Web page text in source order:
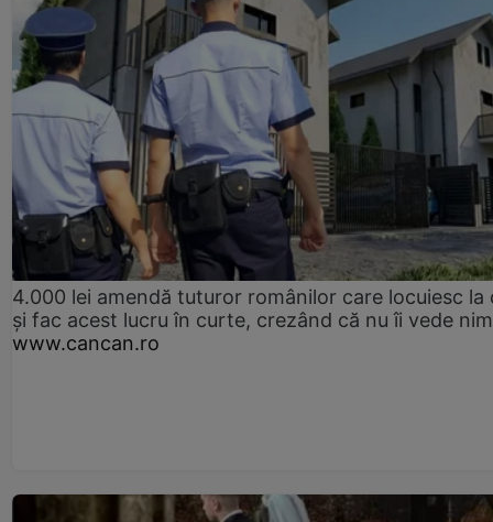
4.000 lei amendă tuturor românilor care locuiesc la
și fac acest lucru în curte, crezând că nu îi vede
www.cancan.ro